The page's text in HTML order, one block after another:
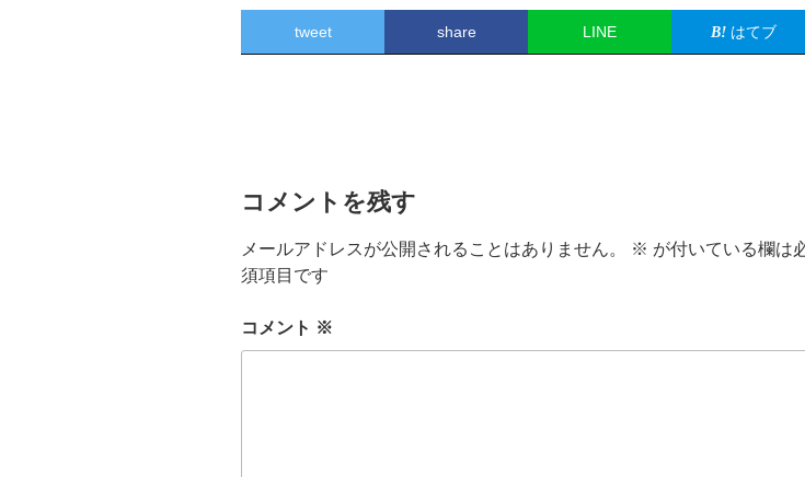
tweet share LINE はてブ
コメントを残す
メールアドレスが公開されることはありません。 ※ が付いている欄は
須項目です
コメント ※